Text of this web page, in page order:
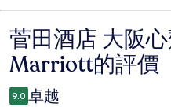
評
價
菅田酒店 大阪
Marriott的評價
9.0 卓越